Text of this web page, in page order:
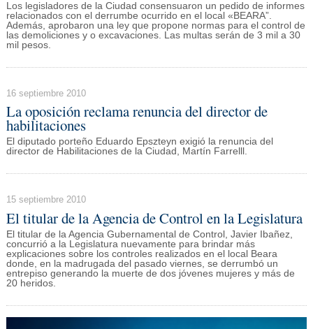
Los legisladores de la Ciudad consensuaron un pedido de informes
relacionados con el derrumbe ocurrido en el local «BEARA”.
Además, aprobaron una ley que propone normas para el control de
las demoliciones y o excavaciones. Las multas serán de 3 mil a 30
mil pesos.
16 septiembre 2010
La oposición reclama renuncia del director de
habilitaciones
El diputado porteño Eduardo Epszteyn exigió la renuncia del
director de Habilitaciones de la Ciudad, Martín Farrelll.
15 septiembre 2010
El titular de la Agencia de Control en la Legislatura
El titular de la Agencia Gubernamental de Control, Javier Ibañez,
concurrió a la Legislatura nuevamente para brindar más
explicaciones sobre los controles realizados en el local Beara
donde, en la madrugada del pasado viernes, se derrumbó un
entrepiso generando la muerte de dos jóvenes mujeres y más de
20 heridos.